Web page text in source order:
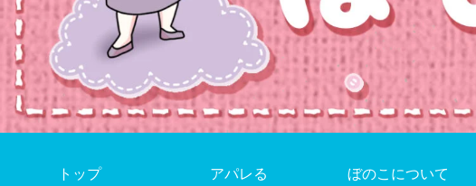
トップ アパレる ぼのこについて